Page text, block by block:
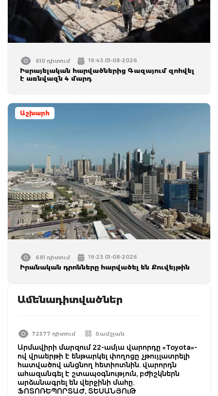
610 դիտում 19:43 01-08-2026
Իսրայելական հարվածներից Գազայում զոհվել
է առնվազն 4 մարդ
Աշխարհ
691 դիտում 19:23 01-08-2026
Իրանական դրոնները հարվածել են Քուվեյթին
Ամենադիտվածներ
72577 դիտում Շամշյան
Արմավիրի մարզում 22-ամյա վարորդը «Toyota»-
ով վրաերթի է ենթարկել փողոցը չթույլատրելի
հատվածով անցնող հետիոտնին. վարորդն
ահազանգել է շտապօգնություն, բժիշկներն
արձանագրել են վերջինի մահը.
ՖՈՏՈՌԵՊՈՐՏԱԺ, ՏԵՍԱՆՅՈւԹ